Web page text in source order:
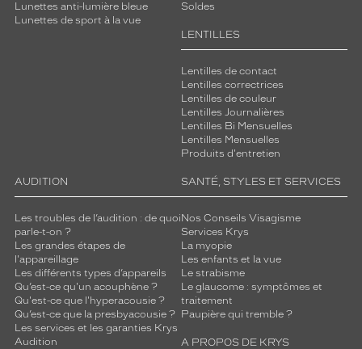
Lunettes anti-lumière bleue
Lunettes de sport à la vue
Soldes
LENTILLES
Lentilles de contact
Lentilles correctrices
Lentilles de couleur
Lentilles Journalières
Lentilles Bi Mensuelles
Lentilles Mensuelles
Produits d'entretien
AUDITION
Les troubles de l’audition : de quoi
parle-t-on ?
Les grandes étapes de
l'appareillage
Les différents types d’appareils
Qu’est-ce qu'un acouphène ?
Qu'est-ce que l'hyperacousie ?
Qu’est-ce que la presbyacousie ?
Les services et les garanties Krys
Audition
SANTÉ, STYLES ET SERVICES
Nos Conseils Visagisme
Services Krys
La myopie
Les enfants et la vue
Le strabisme
Le glaucome : symptômes et
traitement
Paupière qui tremble ?
A PROPOS DE KRYS